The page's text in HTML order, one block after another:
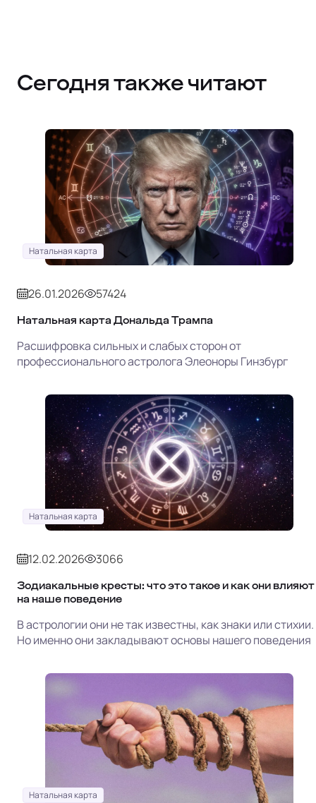
Сегодня также читают
Натальная карта
26.01.2026 57424
Натальная карта Дональда Трампа
Расшифровка сильных и слабых сторон от
профессионального астролога Элеоноры Гинзбург
Натальная карта
12.02.2026 3066
Зодиакальные кресты: что это такое и как они влияют
на наше поведение
В астрологии они не так известны, как знаки или стихии.
Но именно они закладывают основы нашего поведения
Натальная карта